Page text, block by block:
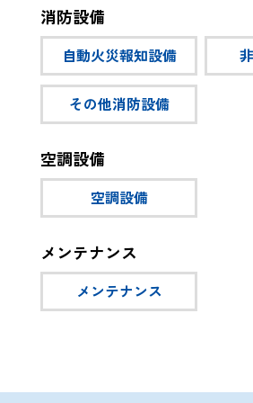
消防設備
自動火災報知設備
その他消防設備
空調設備
空調設備
メンテナンス
メンテナンス